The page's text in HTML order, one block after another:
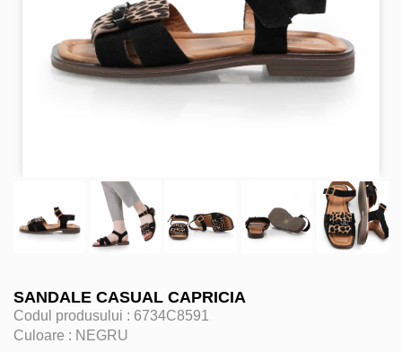
SANDALE CASUAL CAPRICIA
Codul produsului : 6734C8591
Culoare : NEGRU